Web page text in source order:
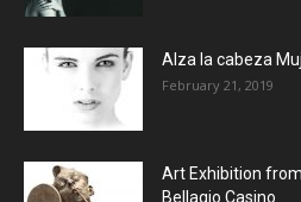
Alza la cabeza
February 21, 2019
Art Exhibition
Bellagio Casino